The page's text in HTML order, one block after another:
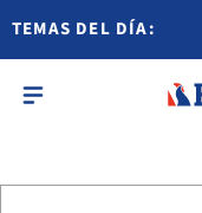
TEMAS DEL DÍA: